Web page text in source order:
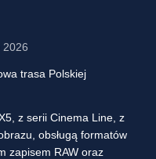
2026
trasa Polskiej
z serii Cinema Line, z
obsługą formatów
zapisem RAW oraz